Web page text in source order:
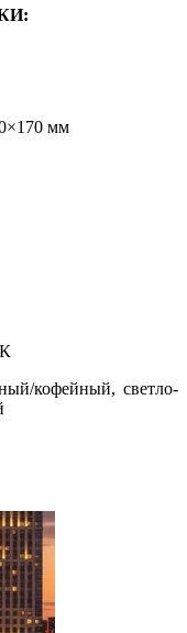
мм
кофейный, светло-